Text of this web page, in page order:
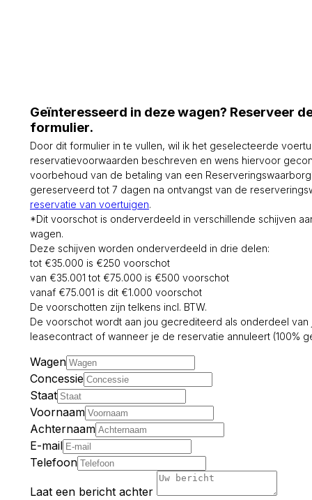
Geïnteresseerd in deze wagen? Reserveer
formulier.
Door dit formulier in te vullen, wil ik het geselecteerde
reservatievoorwaarden beschreven en wens hiervoor
voorbehoud van de betaling van een
gereserveerd tot 7 dagen na ontvangst van de
reservatie van voertuigen.
*Dit voorschot is onderverdeeld in verschillende schijven
wagen.
Deze schijven worden onderverdeeld in drie delen:
tot €35.000 is €250 voorschot
van €35.001 tot €75.000 is €500 voorschot
vanaf €75.001 is dit €1.000 voorschot
De voorschotten zijn telkens incl. BTW.
De voorschot wordt aan jou gecrediteerd als onderdeel
leasecontract of wanneer je de reservatie annuleert (100%
Wagen
Concessie
Staat
Voornaam
Achternaam
E-mail
Telefoon
Laat een bericht achter